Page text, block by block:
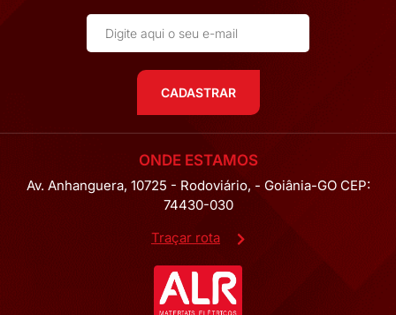
CADASTRAR
ONDE ESTAMOS
Av. Anhanguera, 10725 - Rodoviário, - Goiânia-GO CEP:
74430-030
Traçar rota